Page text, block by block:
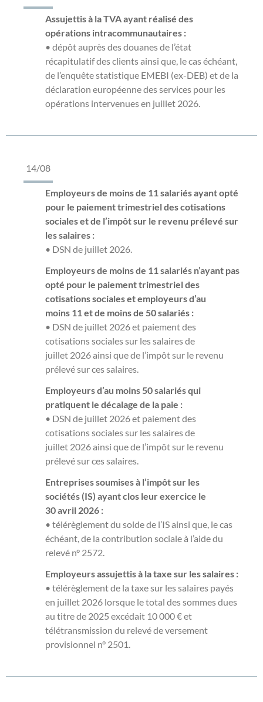
Assujettis à la TVA ayant réalisé des
opérations intracommunautaires :
• dépôt auprès des douanes de l’état
récapitulatif des clients ainsi que, le cas échéant,
de l’enquête statistique EMEBI (ex-DEB) et de la
déclaration européenne des services pour les
opérations intervenues en juillet 2026.
14/08
Employeurs de moins de 11 salariés ayant opté
pour le paiement trimestriel des cotisations
sociales et de l’impôt sur le revenu prélevé sur
les salaires :
• DSN de juillet 2026.
Employeurs de moins de 11 salariés n’ayant pas
opté pour le paiement trimestriel des
cotisations sociales et employeurs d’au
moins 11 et de moins de 50 salariés :
• DSN de juillet 2026 et paiement des
cotisations sociales sur les salaires de
juillet 2026 ainsi que de l’impôt sur le revenu
prélevé sur ces salaires.
Employeurs d’au moins 50 salariés qui
pratiquent le décalage de la paie :
• DSN de juillet 2026 et paiement des
cotisations sociales sur les salaires de
juillet 2026 ainsi que de l’impôt sur le revenu
prélevé sur ces salaires.
Entreprises soumises à l’impôt sur les
sociétés (IS) ayant clos leur exercice le
30 avril 2026 :
• télérèglement du solde de l’IS ainsi que, le cas
échéant, de la contribution sociale à l’aide du
relevé n° 2572.
Employeurs assujettis à la taxe sur les salaires :
• télérèglement de la taxe sur les salaires payés
en juillet 2026 lorsque le total des sommes dues
au titre de 2025 excédait 10 000 € et
télétransmission du relevé de versement
provisionnel n° 2501.